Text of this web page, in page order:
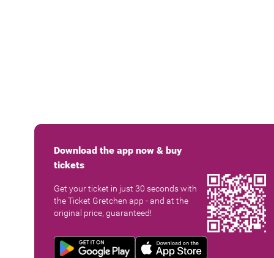
Download the app now & buy
tickets
Get your ticket in just 30 seconds with
the Ticket Gretchen app - and at the
original price, guaranteed!